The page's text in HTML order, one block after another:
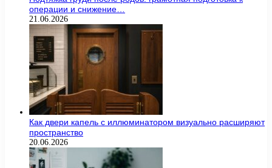
операции и снижение…
21.06.2026
Как двери капель с иллюминатором визуально расширяют
пространство
20.06.2026